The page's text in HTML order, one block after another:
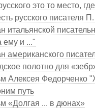
это то место,
русского писателя
итальянской
ему и ..."
американского
полотно для
Алексея Федорченко
путь
«Долгая ... в дюнах»